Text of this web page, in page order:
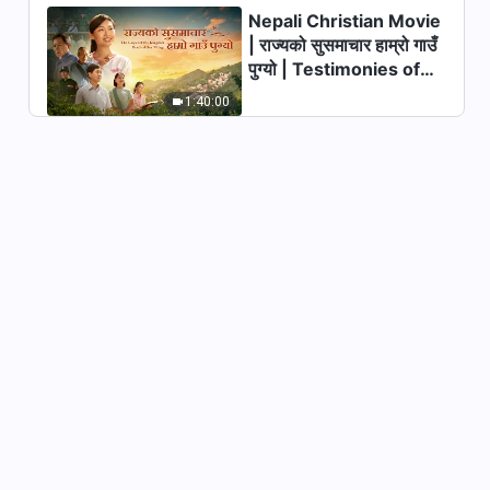
4:19
परमेश्‍वरका दैनिक वचनहरू: परमेश्‍वरको
कामलाई चिन्‍नु | अंश २२४
1:40:00
Nepali Christian Movie
| राज्यको सुसमाचार हाम्रो गाउँ
पुग्यो | Testimonies of
the Lord's Return